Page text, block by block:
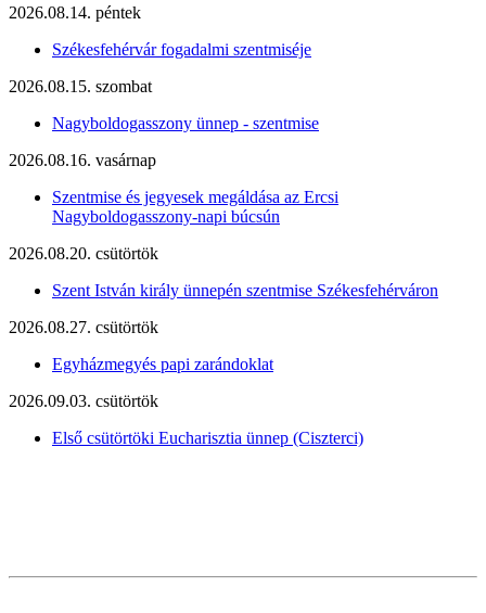
2026.08.14. péntek
Székesfehérvár fogadalmi szentmiséje
2026.08.15. szombat
Nagyboldogasszony ünnep - szentmise
2026.08.16. vasárnap
Szentmise és jegyesek megáldása az Ercsi
Nagyboldogasszony-napi búcsún
2026.08.20. csütörtök
Szent István király ünnepén szentmise Székesfehérváron
2026.08.27. csütörtök
Egyházmegyés papi zarándoklat
2026.09.03. csütörtök
Első csütörtöki Eucharisztia ünnep (Ciszterci)